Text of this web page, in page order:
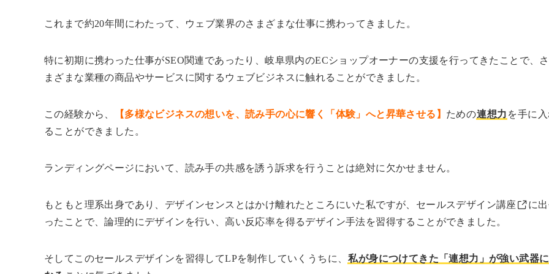
これまで約20年間にわたって、ウェブ業界のさまざまな仕事に携わってきました。
特に初期に携わった仕事がSEO関連であったり、岐阜県内のECショップオーナーの支援を行ってきたことで、さ
まざまな業種の商品やサービスに関するウェブビジネスに触れることができました。
この経験から、 【多様なビジネスの想いを、読み手の心に響く「体験」へと昇華させる】 ための連想力 を手に
ることができました。
ランディングページにおいて、読み手の共感を誘う訴求を行うことは絶対に欠かせません。
もともと理系出身であり、デザインセンスとはかけ離れたところにいた私ですが、 セールスデザイン講座
に
ったことで、論理的にデザインを行い、高い反応率を得るデザイン手法を習得することができました。
そしてこのセールスデザインを習得してLPを制作していくうちに、 私が身につけてきた「連想力」が強い武器に